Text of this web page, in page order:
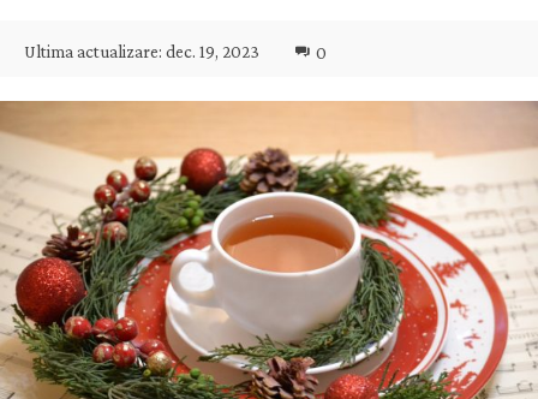
Ultima actualizare: dec. 19, 2023 0